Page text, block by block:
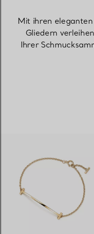
Mit ihren
Gliedern
Ihrer